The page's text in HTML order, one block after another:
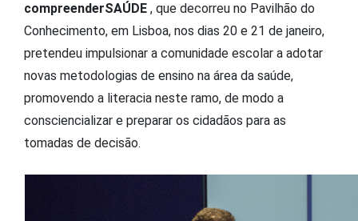
compreenderSAÚDE , que decorreu no Pavilhão do
Conhecimento, em Lisboa, nos dias 20 e 21 de janeiro,
pretendeu impulsionar a comunidade escolar a adotar
novas metodologias de ensino na área da saúde,
promovendo a literacia neste ramo, de modo a
consciencializar e preparar os cidadãos para as
tomadas de decisão.